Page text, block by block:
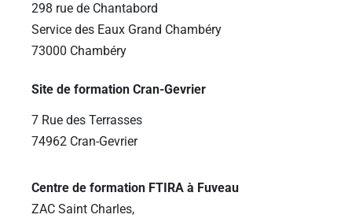
298 rue de Chantabord
Service des Eaux Grand Chambéry
73000 Chambéry
Site de formation Cran-Gevrier
7 Rue des Terrasses
74962 Cran-Gevrier
Centre de formation FTIRA à Fuveau
ZAC Saint Charles,